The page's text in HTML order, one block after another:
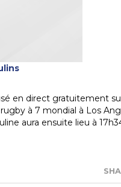
en direct gratuitement
à 7 mondial à Los
aura ensuite lieu à